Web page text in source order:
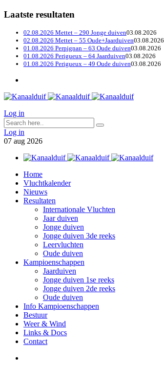
Laatste resultaten
02.08.2026 Mettet – 290 Jonge duiven03.08.2026
02.08.2026 Mettet – 55 Oude+Jaarduiven03.08.2026
01.08.2026 Perpignan – 63 Oude duiven03.08.2026
01.08.2026 Perigueux – 64 Jaarduiven03.08.2026
01.08.2026 Perigueux – 49 Oude duiven03.08.2026
Log in
Log in
07 aug 2026
Home
Vluchtkalender
Nieuws
Resultaten
Internationale Vluchten
Jaar duiven
Jonge duiven
Jonge duiven 3de reeks
Leervluchten
Oude duiven
Kampioenschappen
Jaarduiven
Jonge duiven 1se reeks
Jonge duiven 2de reeks
Oude duiven
Info Kampioenschappen
Bestuur
Weer & Wind
Links & Docs
Contact